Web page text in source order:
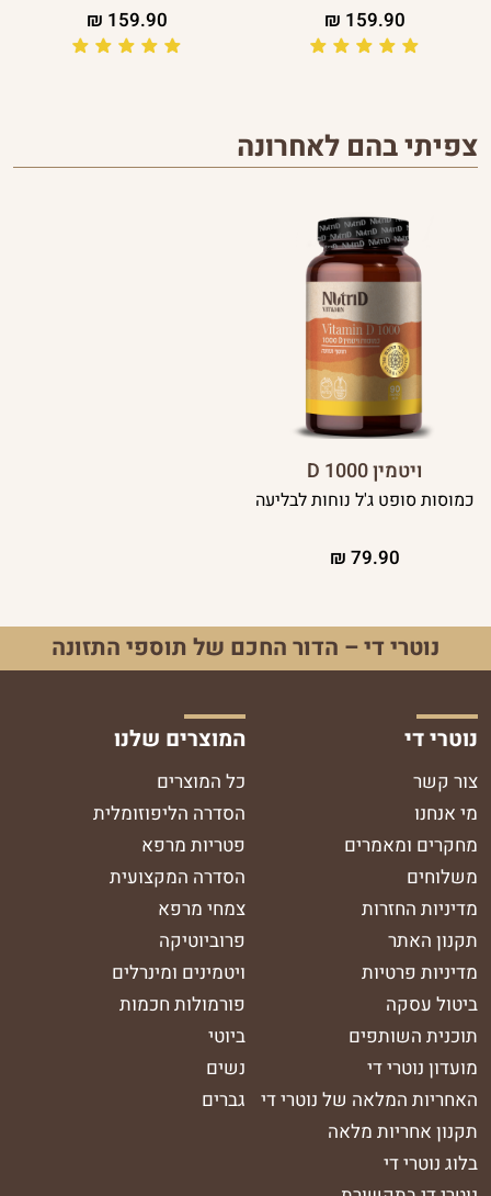
159.90
₪
159.90
₪
צפיתי בהם לאחרונה
ויטמין D 1000
כמוסות סופט ג'ל נוחות לבליעה
79.90
₪
נוטרי די – הדור החכם של תוספי התזונה
נוטרי די
צור קשר
מי אנחנו
מחקרים ומאמרים
משלוחים
מדיניות החזרות
תקנון האתר
מדיניות פרטיות
ביטול עסקה
תוכנית השותפים
מועדון נוטרי די
האחריות המלאה של נוטרי די
תקנון אחריות מלאה
בלוג נוטרי די
המוצרים שלנו
כל המוצרים
הסדרה הליפוזומלית
פטריות מרפא
הסדרה המקצועית
צמחי מרפא
פרוביוטיקה
ויטמינים ומינרלים
פורמולות חכמות
ביוטי
נשים
גברים